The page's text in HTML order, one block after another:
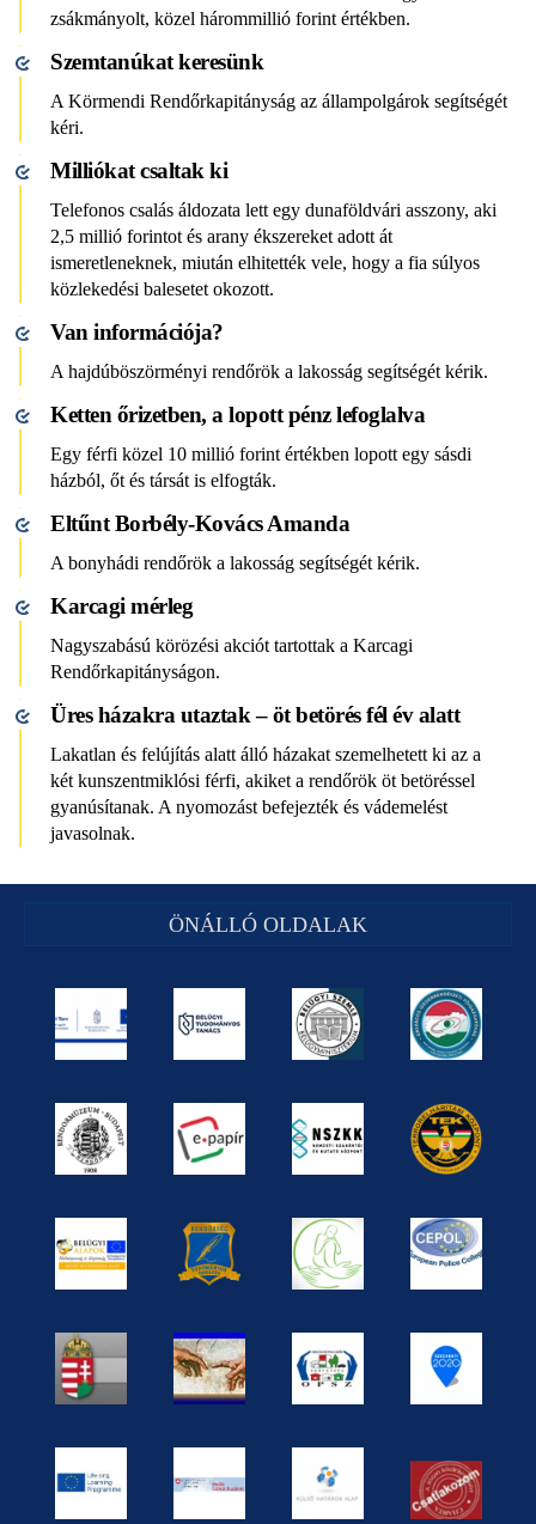
zsákmányolt, közel hárommillió forint értékben.
Szemtanúkat keresünk
A Körmendi Rendőrkapitányság az állampolgárok segítségét
kéri.
Milliókat csaltak ki
Telefonos csalás áldozata lett egy dunaföldvári asszony, aki
2,5 millió forintot és arany ékszereket adott át
ismeretleneknek, miután elhitették vele, hogy a fia súlyos
közlekedési balesetet okozott.
Van információja?
A hajdúböszörményi rendőrök a lakosság segítségét kérik.
Ketten őrizetben, a lopott pénz lefoglalva
Egy férfi közel 10 millió forint értékben lopott egy sásdi
házból, őt és társát is elfogták.
Eltűnt Borbély-Kovács Amanda
A bonyhádi rendőrök a lakosság segítségét kérik.
Karcagi mérleg
Nagyszabású körözési akciót tartottak a Karcagi
Rendőrkapitányságon.
Üres házakra utaztak – öt betörés fél év alatt
Lakatlan és felújítás alatt álló házakat szemelhetett ki az a
két kunszentmiklósi férfi, akiket a rendőrök öt betöréssel
gyanúsítanak. A nyomozást befejezték és vádemelést
javasolnak.
ÖNÁLLÓ OLDALAK